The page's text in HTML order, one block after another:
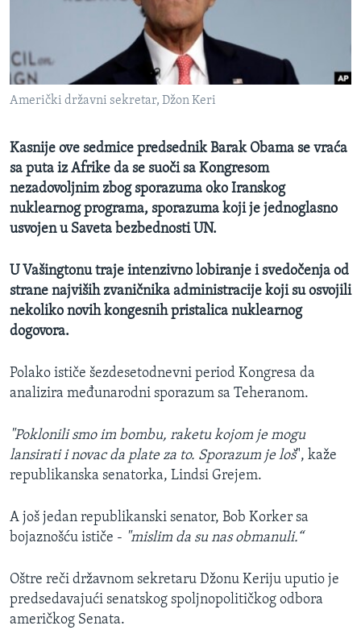
Američki državni sekretar, Džon Keri
Kasnije ove sedmice predsednik Barak Obama se vraća
sa puta iz Afrike da se suoči sa Kongresom
nezadovoljnim zbog sporazuma oko Iranskog
nuklearnog programa, sporazuma koji je jednoglasno
usvojen u Saveta bezbednosti UN.
U Vašingtonu traje intenzivno lobiranje i svedočenja od
strane najviših zvaničnika administracije koji su osvojili
nekoliko novih kongesnih pristalica nuklearnog
dogovora.
Polako ističe šezdesetodnevni period Kongresa da
analizira međunarodni sporazum sa Teheranom.
"Poklonili smo im bombu, raketu kojom je mogu
lansirati i novac da plate za to. Sporazum je loš", kaže
republikanska senatorka, Lindsi Grejem.
A još jedan republikanski senator, Bob Korker sa
bojaznošću ističe - "mislim da su nas obmanuli.“
Oštre reči državnom sekretaru Džonu Keriju uputio je
predsedavajući senatskog spoljnopolitičkog odbora
američkog Senata.